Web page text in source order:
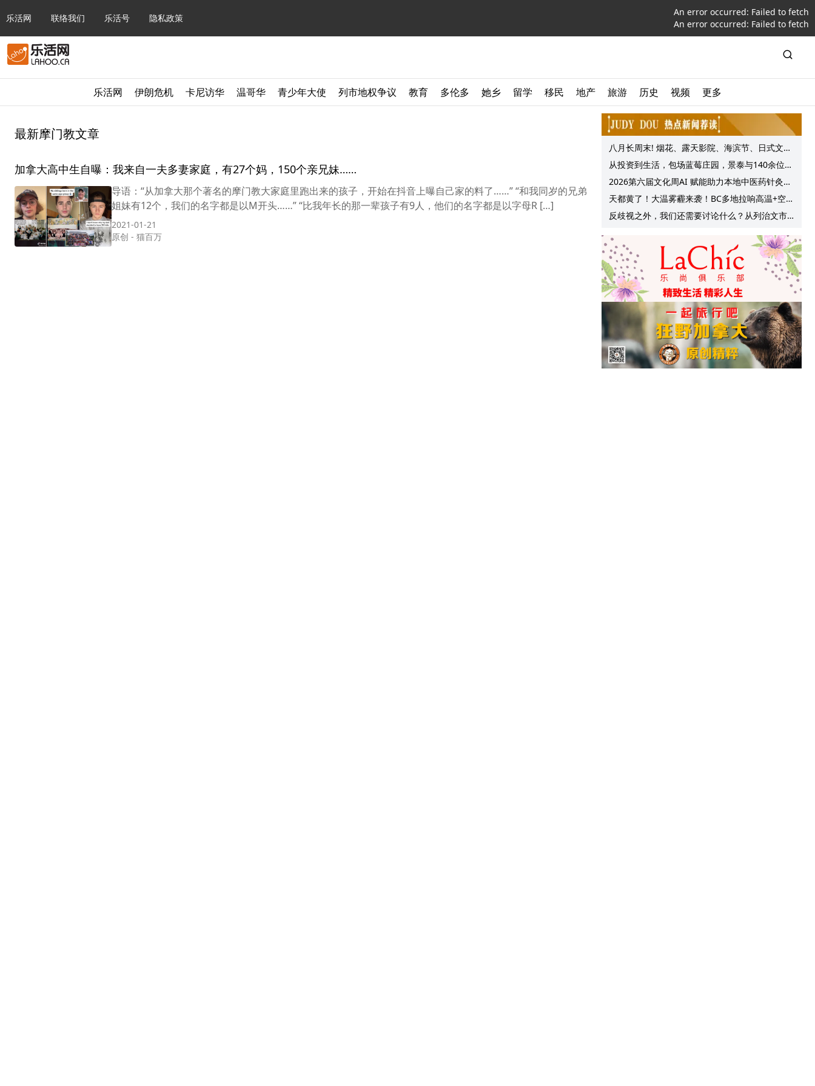
乐活网 联络我们 乐活号 隐私政策
An error occurred: Failed to fetch
An error occurred: Failed to fetch
乐活网 伊朗危机 卡尼访华 温哥华 青少年大使 列市地权争议 教育 多伦多 她乡 留学 移民 地产 旅游 历史 视频 更多
最新摩门教文章
加拿大高中生自曝：我来自一夫多妻家庭，有27个妈，150个亲兄妹……
导语：“从加拿大那个著名的摩门教大家庭里跑出来的孩子，开始在抖音上曝自己家的料了……” “和我同岁的兄弟
姐妹有12个，我们的名字都是以M开头……” “比我年长的那一辈孩子有9人，他们的名字都是以字母R […]
2021-01-21
原创 - 猫百万
八月长周末! 烟花、露天影院、海滨节、日式文化
节庆, 大温哥华各种精彩活动上线!
从投资到生活，包场蓝莓庄园，景泰与140余位客
户共享夏日”莓”好时光
2026第六届文化周AI 赋能助力本地中医药针灸服
务提质升级
天都黄了！大温雾霾来袭！BC多地拉响高温+空气
质量预警 最高可达35°C！
反歧视之外，我们还需要讨论什么？从列治文市